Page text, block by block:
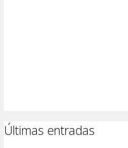
Últimas entradas